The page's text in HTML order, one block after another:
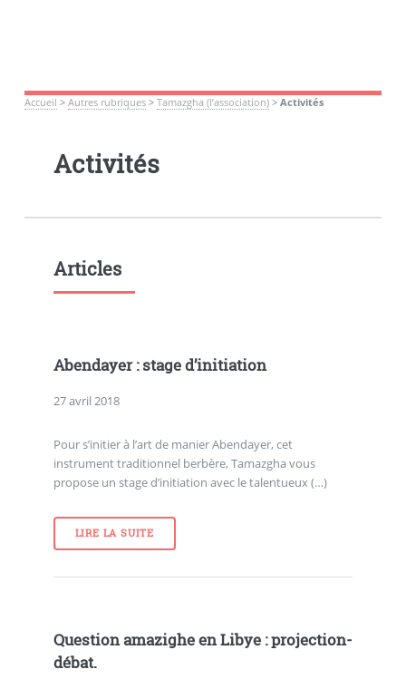
Accueil > Autres rubriques> Tamazgha (l’association)> Activités
Activités
Articles
Abendayer : stage d’initiation
27 avril 2018
Pour s’initier à l’art de manier Abendayer, cet
instrument traditionnel berbère, Tamazgha vous
propose un stage d’initiation avec le talentueux (…)
LIRE LA SUITE
Question amazighe en Libye : projection-
débat.